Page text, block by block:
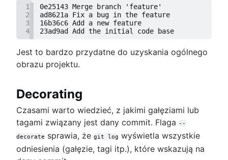
1
0e25143 Merge branch 'feature'
2
ad8621a Fix a bug in the feature
3
16b36c6 Add a new feature
4
23ad9ad Add the initial code base
Jest to bardzo przydatne do uzyskania ogólnego
obrazu projektu.
Decorating
Czasami warto wiedzieć, z jakimi gałęziami lub
tagami związany jest dany commit. Flaga --
decorate sprawia, że git log wyświetla wszystkie
odniesienia (gałęzie, tagi itp.), które wskazują na